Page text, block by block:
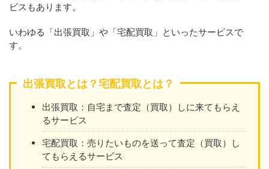
ビスもあります。
いわゆる「出張買取」や「宅配買取」といったサービスで
す。
出張買取とは？宅配買取とは？
出張買取：自宅まで査定（買取）しに来てもらえ
るサービス
宅配買取：売りたいものを送って査定（買取）し
てもらえるサービス